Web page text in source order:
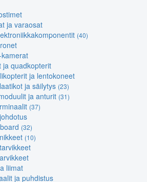
ja varaosat
(40)
ja quadkopterit
ja lentokoneet
ja säilytys (23)
ja anturit (31)
(37)
(32)
(10)
liimat
ja puhdistus